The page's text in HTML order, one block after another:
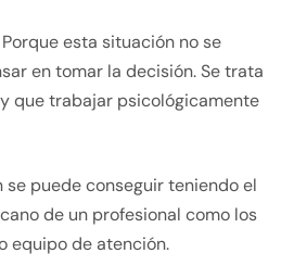
esta situación no se
en tomar la decisión. Se trata
que trabajar psicológicamente
puede conseguir teniendo el
de un profesional como los
equipo de atención.